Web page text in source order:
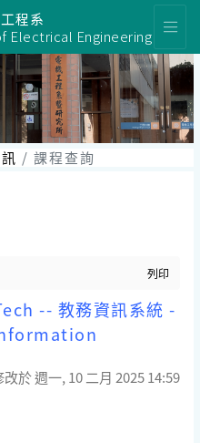
程系
Electrical Engineering
課程查詢
列印
-- 教務資訊系統 -
於 週一, 10 二月 2025 14:59